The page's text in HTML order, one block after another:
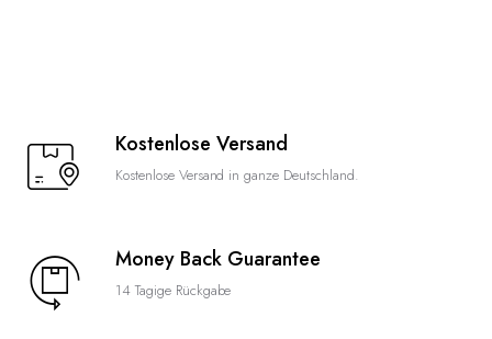
Kostenlose Versand
Kostenlose Versand in ganze Deutschland.
Money Back Guarantee
14 Tagige Rückgabe